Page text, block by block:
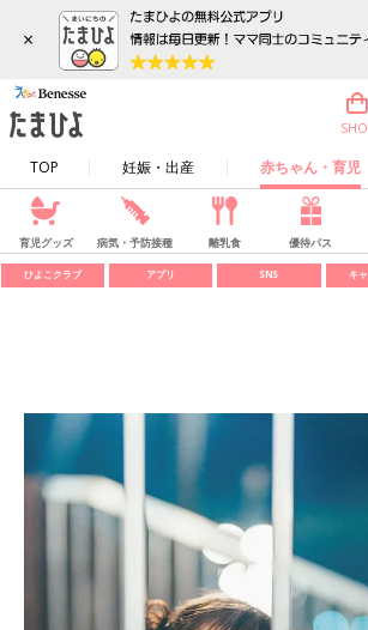
×
TOP 妊娠・出産 赤ちゃん・育児
育児グッズ 病気・予防接種 離乳食 優待パス
ひよこクラブ アプリ SNS キ